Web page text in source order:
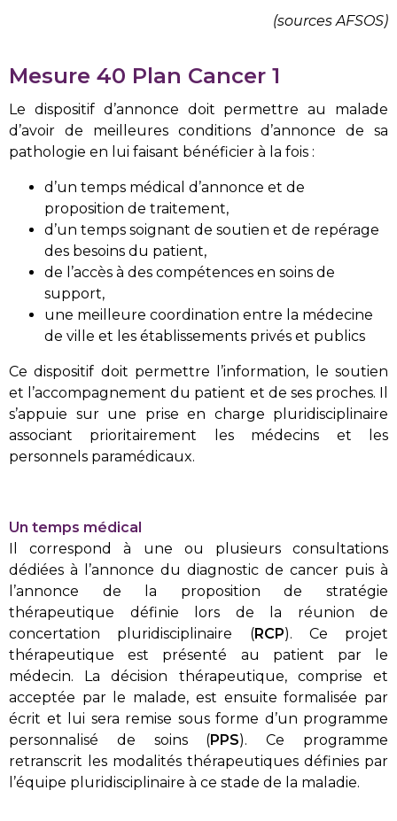
(sources AFSOS)
Mesure 40 Plan Cancer 1
Le dispositif d’annonce doit permettre au malade
d’avoir de meilleures conditions d’annonce de sa
pathologie en lui faisant bénéficier à la fois :
d’un temps médical d’annonce et de
proposition de traitement,
d’un temps soignant de soutien et de repérage
des besoins du patient,
de l’accès à des compétences en soins de
support,
une meilleure coordination entre la médecine
de ville et les établissements privés et publics
Ce dispositif doit permettre l’information, le soutien
et l’accompagnement du patient et de ses proches. Il
s’appuie sur une prise en charge pluridisciplinaire
associant prioritairement les médecins et les
personnels paramédicaux.
Un temps médical
Il correspond à une ou plusieurs consultations
dédiées à l’annonce du diagnostic de cancer puis à
l’annonce de la proposition de stratégie
thérapeutique définie lors de la réunion de
concertation pluridisciplinaire (RCP). Ce projet
thérapeutique est présenté au patient par le
médecin. La décision thérapeutique, comprise et
acceptée par le malade, est ensuite formalisée par
écrit et lui sera remise sous forme d’un programme
personnalisé de soins (PPS). Ce programme
retranscrit les modalités thérapeutiques définies par
l’équipe pluridisciplinaire à ce stade de la maladie.